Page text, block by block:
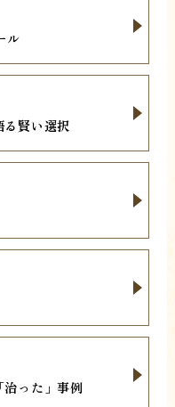
ル
賢い選択
った」事例